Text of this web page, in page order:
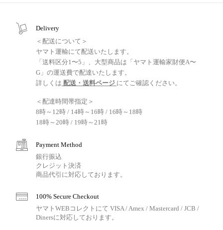
Delivery
＜配送について＞
ヤマト運輸にて配送いたします。
「送料区分1〜5」、大型商品は「ヤマト運輸家財便A〜
G」の運送費で配達いたします。
詳しくは 配送・送料ページ にてご確認ください。
＜配達時間帯指定＞
8時～12時 / 14時～16時 / 16時～18時
18時～20時 / 19時～21時
Payment Method
銀行振込
クレジット決済
商品代引に対応しております。
100% Secure Checkout
ヤマトWEBコレクトにて VISA / Amex / Mastercard / JCB /
Dinersに対応しております。